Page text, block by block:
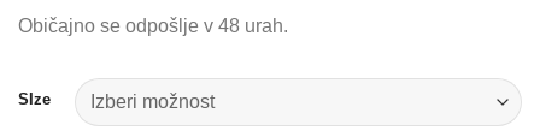
Običajno se odpošlje v 48 urah.
SIze